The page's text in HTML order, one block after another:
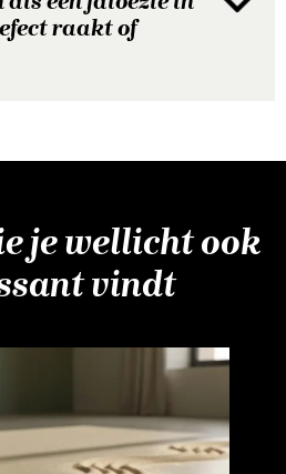
raakt of
je wellicht ook
vindt